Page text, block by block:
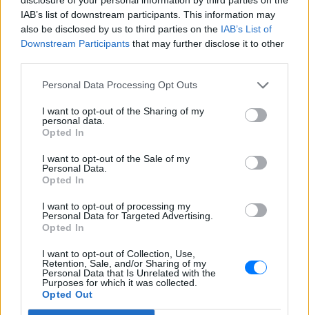
IAB’s list of downstream participants. This information may
also be disclosed by us to third parties on the IAB’s List of
Downstream Participants that may further disclose it to other
Personal Data Processing Opt Outs
I want to opt-out of the Sharing of my
personal data.
Opted In
I want to opt-out of the Sale of my
Personal Data.
Opted In
I want to opt-out of processing my
Personal Data for Targeted Advertising.
Opted In
I want to opt-out of Collection, Use,
Retention, Sale, and/or Sharing of my
Personal Data that Is Unrelated with the
Purposes for which it was collected.
Opted Out